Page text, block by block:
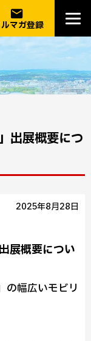
email
マガ登録
出展概要につ
2025年8月28日
展概要につい
の幅広いモビリ